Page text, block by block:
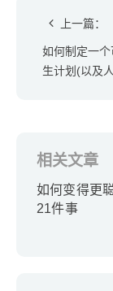
上一篇：
如何制定一个
生计划(以及人
相关文章
如何变得更
21件事